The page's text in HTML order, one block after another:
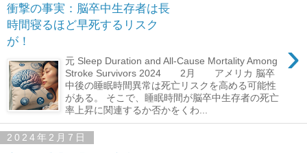
衝撃の事実：脳卒中生存者は長
時間寝るほど早死するリスク
が！
›
元 Sleep Duration and All-Cause Mortality Among
Stroke Survivors 2024 2月 アメリカ 脳卒
中後の睡眠時間異常は死亡リスクを高める可能性
がある。 そこで、睡眠時間が脳卒中生存者の死亡
率上昇に関連するか否かをくわ...
2024年2月7日